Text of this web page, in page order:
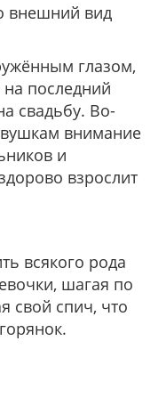
внешний вид
глазом,
последний
свадьбу. Во-
внимание
и
взрослит
всякого рода
шагая по
свой спич, что